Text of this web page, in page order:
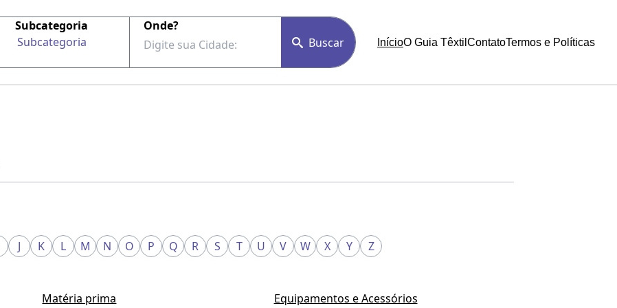
Subcategoria
Subcategoria
Onde?
Buscar
InícioO Guia Têxtil ContatoTermos e Políticas
J K L M N O P Q R S T U V W X Y Z
Matéria prima
Equipamentos e Acessórios